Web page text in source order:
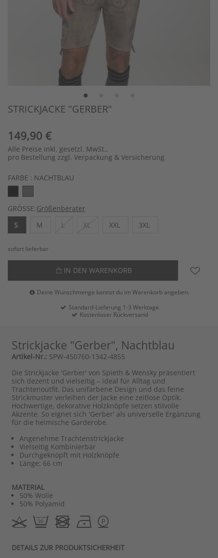
STRICKJACKE "GERBER"
149,90 €
Alle Preise inkl. gesetzl. MwSt.,
pro Bestellung zzgl. Verpackung & Versicherung
FARBE : NACHTBLAU
GRÖSSE:Größenberater
S
M L XL XXL 3XL
sofort lieferbar
IN DEN WARENKORB
Deine Wunschmenge kannst du im Warenkorb angeben.
Standard-Lieferung 1-3 Werktage
Kostenloser Rückversand
Strickjacke "Gerber", Nachtblau
Artikel-Nr.: SPW-450760-1342-4855
Die Strickjacke 'Gerber' von Spieth & Wensky präsentiert
sich dezent und vielseitig – ideal für Alltag und
Trachtenoutfit. Das unifarbene Design und das feine
Strickmuster verleihen der Jacke eine zeitlose Optik.
Hochwertige, dekorative Holzknöpfe setzen stilvolle
Akzente. So eignet sich 'Gerber' als universelle Ergänzung
für die heimische Garderobe.
Angenehme Trachtenstrickjacke
Vielseitig Kombinierbar
Durchgeknöpft mit Holzknöpfe
Länge: 66 cm
MATERIAL
50% Wolle
50% Polyamid
DETAILS ZUR PRODUKTSICHERHEIT